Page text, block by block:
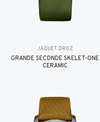
JAQUET DROZ
GRANDE SECONDE SKELET-ONE
CERAMIC